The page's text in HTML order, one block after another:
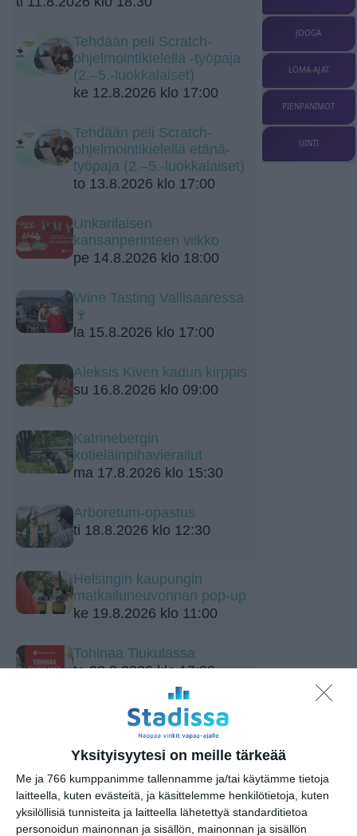
Yksityisyytesi on meille tärkeää
Me ja 766 kumppanimme tallennamme ja/tai käytämme tietoja
laitteella, kuten evästeitä, ja käsittelemme henkilötietoja, kuten
yksilöllisiä tunnisteita ja laitteella lähetettyä standarditietoa
personoidun mainonnan ja sisällön, mainonnan ja sisällön
Tehdään peli Scratch-
ohjelmointikielellä -työpaja
(2.–5.-luokkalaiset)
ke 12.8.2026 klo 17:00
Tehdään peli Scratch-
ohjelmointikielellä etänä-
työpaja (2.–5.-luokkalaiset)
to 13.8.2026 klo 17:00
Unkarilaisen
kansanperinteen viikko
pe 14.8.2026 klo 18:00
Wine Tasting Vallisaaressa
🍷
la 15.8.2026 klo 17:00
Aleksis Kiven kadun kirppis
su 16.8.2026 klo 09:00
Katrinebergin
kotieläinpihavierailut
ma 17.8.2026 klo 15:30
Arboretum-opastus
ti 18.8.2026 klo 12:30
Helsingin kaupungin
matkailuneuvonnan pop-up
ke 19.8.2026 klo 11:00
Tohinaa Tiukulassa
to 20.8.2026 klo 17:00
Elokuussa nautitaan
JOOGA
LOMA-AJAT
PIENPANIMOT
UINTI